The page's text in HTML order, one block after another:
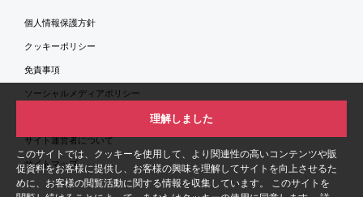
このサイトでは、クッキーを使用して、より関連性の高いコンテンツや販
促資料をお客様に提供し、お客様の興味を理解してサイトを向上させるた
めに、お客様の閲覧活動に関する情報を収集しています。 このサイトを
理解しました
個人情報保護方針
クッキーポリシー
免責事項
ソーシャルメディアポリシー
サイト運営者について
サイトマップ